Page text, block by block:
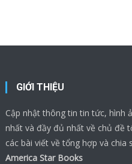
GIỚI THIỆU
Cập nhật thông tin tin tức, hình
nhất và đầy đủ nhất về chủ đề
các bài viết về tổng hợp và
America Star Books